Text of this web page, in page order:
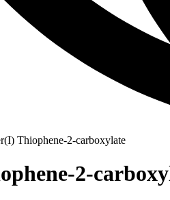
Thiophene-2-carboxylate
2-